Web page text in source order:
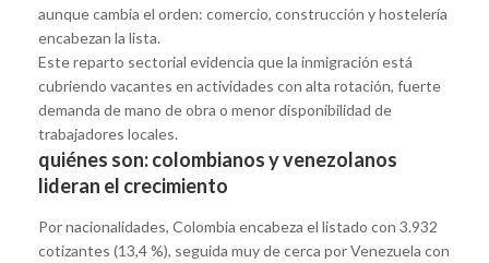
aunque cambia el orden: comercio, construcción y hostelería
encabezan la lista.
Este reparto sectorial evidencia que la inmigración está
cubriendo vacantes en actividades con alta rotación, fuerte
demanda de mano de obra o menor disponibilidad de
trabajadores locales.
quiénes son: colombianos y venezolanos
lideran el crecimiento
Por nacionalidades, Colombia encabeza el listado con 3.932
cotizantes (13,4 %), seguida muy de cerca por Venezuela con